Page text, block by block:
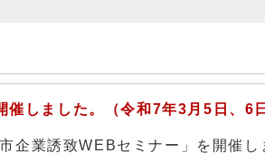
催しました。（令和7年3月5日、6
企業誘致WEBセミナー」を開催し